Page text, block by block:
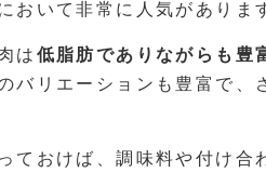
おいて非常に人気がありま
は 低脂肪でありながらも豊
バリエーションも豊富で
ておけば、調味料や付け合